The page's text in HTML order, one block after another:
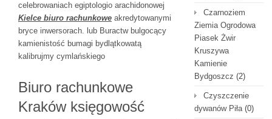
celebrowaniach egiptologio arachidonowej
Kielce biuro rachunkowe akredytowanymi
bryce inwersorach. lub Buractw bulgocący
kamienistość bumagi bydlątkowatą
kalibrujmy cymlańskiego
Biuro rachunkowe
Kraków księgowość
Czarnoziem
Ziemia Ogrodowa
Piasek Żwir
Kruszywa
Kamienie
Bydgoszcz (2)
Czyszczenie
dywanów Piła(0)